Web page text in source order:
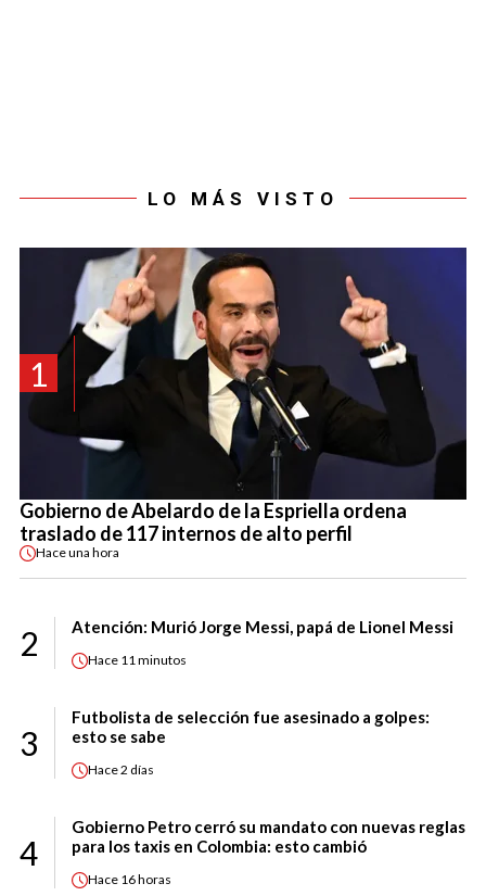
LO MÁS VISTO
1
Gobierno de Abelardo de la Espriella ordena
traslado de 117 internos de alto perfil
Haceuna hora
2 Atención: Murió Jorge Messi, papá de Lionel Messi
Hace 11 minutos
3
Futbolista de selección fue asesinado a golpes:
esto se sabe
Hace2 días
4
Gobierno Petro cerró su mandato con nuevas reglas
para los taxis en Colombia: esto cambió
Hace 16 horas